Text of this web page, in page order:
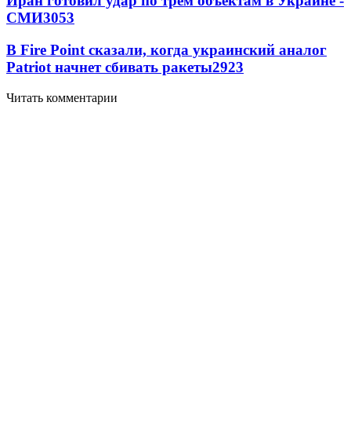
СМИ3053
В Fire Point сказали, когда украинский аналог
Patriot начнет сбивать ракеты2923
Читать комментарии